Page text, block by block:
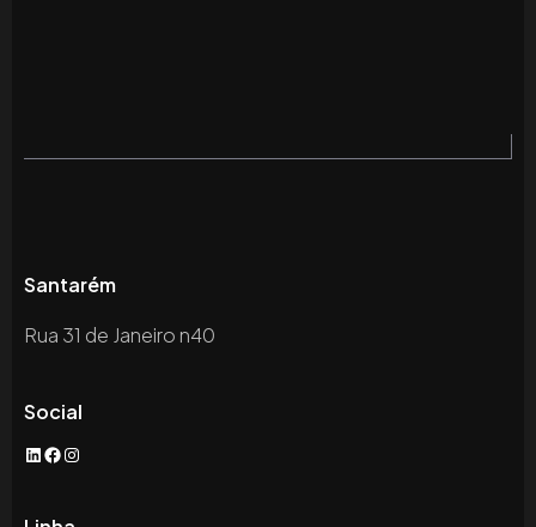
Santarém
Rua 31 de Janeiro n40
Social
LinkedIn
Facebook
Instagram